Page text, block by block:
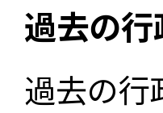
過去の
過去の行